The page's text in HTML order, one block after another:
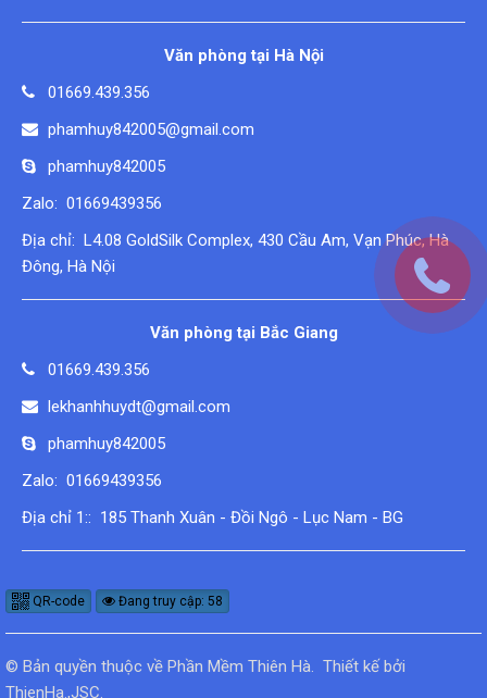
Văn phòng tại Hà Nội
01669.439.356
phamhuy842005@gmail.com
phamhuy842005
Zalo: 01669439356
Địa chỉ: L4.08 GoldSilk Complex, 430 Cầu Am, Vạn Phúc, Hà
Đông, Hà Nội
Văn phòng tại Bắc Giang
01669.439.356
lekhanhhuydt@gmail.com
phamhuy842005
Zalo: 01669439356
Địa chỉ 1:: 185 Thanh Xuân - Đồi Ngô - Lục Nam - BG
QR-code Đang truy cập: 58
© Bản quyền thuộc về Phần Mềm Thiên Hà. Thiết kế bởi
ThienHa.,JSC.